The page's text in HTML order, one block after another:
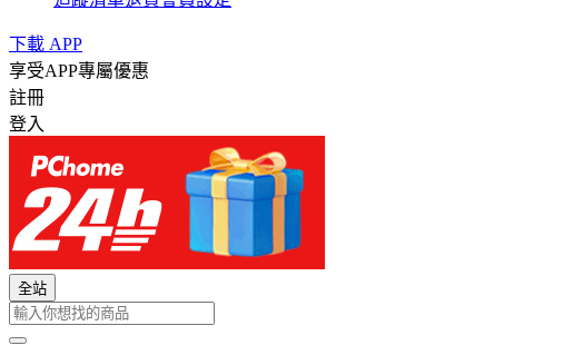
下載 APP
享受APP專屬優惠
註冊
登入
全站